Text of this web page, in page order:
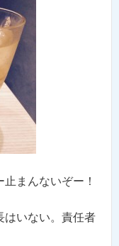
まんないぞー！
はいない。責任者